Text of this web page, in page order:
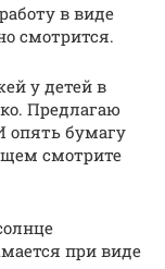
в виде
смотрится.
у детей в
Предлагаю
опять бумагу
смотрите
при виде